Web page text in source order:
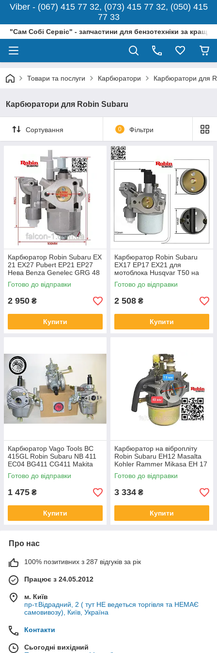
Viber - (067) 415 77 32, (073) 415 77 32, (050) 415
77 33
"Сам Собі Сервіс" - запчастини для бензотехніки за
Товари та послуги Карбюратори Карбюратори для
Карбюратори для Robin Subaru
Сортування 0 Фільтри
Карбюратор Robin Subaru EX
21 EX27 Pubert EP21 EP27
Нева Benza Genelec GRG 48
79-62361-30 279-62361-20
279-62361-10 279-62361-00
Готово до відправки
2 950 ₴
Купити
Карбюратор Robin Subaru
EX17 EP17 EX21 для
мотоблока Husqvar T50 на
мотокультиватор Solo Pubert
Нева 503 277-62301-60 277-
Готово до відправки
2 508 ₴
Купити
Карбюратор Vago Tools BC
415GL Robin Subaru NB 411
EC04 BG411 CG411 Makita
RBC 411 Husqv 436R Zenoah
54160010
Готово до відправки
1 475 ₴
Купити
Карбюратор на вібропліту
Robin Subaru EH12 Masalta
Kohler Rammer Mikasa EH 17
EH122YD4500 EH122D46592
252-62404-00 1310534
Готово до відправки
3 334 ₴
Купити
Про нас
100% позитивних з 287 відгуків за рік
Працює з 24.05.2012
м. Київ
пр-т.Відрадний, 2 ( тут НЕ ведеться торгівля та НЕМАЄ
самовивозу), Київ, Україна
Контакти
Сьогодні вихідний